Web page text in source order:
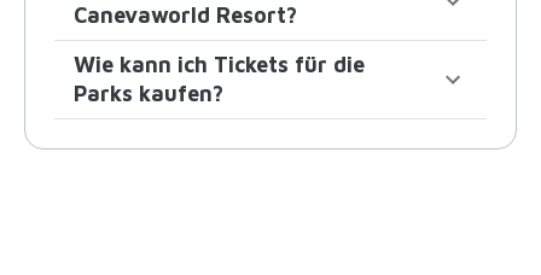
Canevaworld Resort?
Wie kann ich Tickets für die
Parks kaufen?